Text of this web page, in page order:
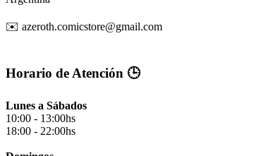
✉️ azeroth.comicstore@gmail.com
Horario de Atención 🕒
Lunes a Sábados
10:00 - 13:00hs
18:00 - 22:00hs